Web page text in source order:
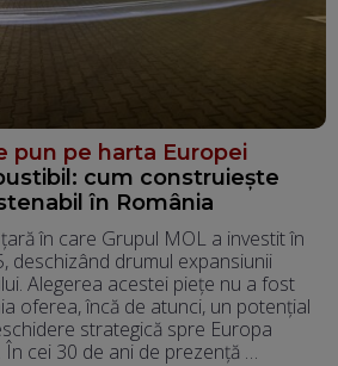
pun pe harta Europei
cum construiește
în România
în care Grupul MOL a investit în
deschizând drumul expansiunii
Alegerea acestei piețe nu a fost
oferea, încă de atunci, un potențial
strategică spre Europa
În cei 30 de ani de prezență …